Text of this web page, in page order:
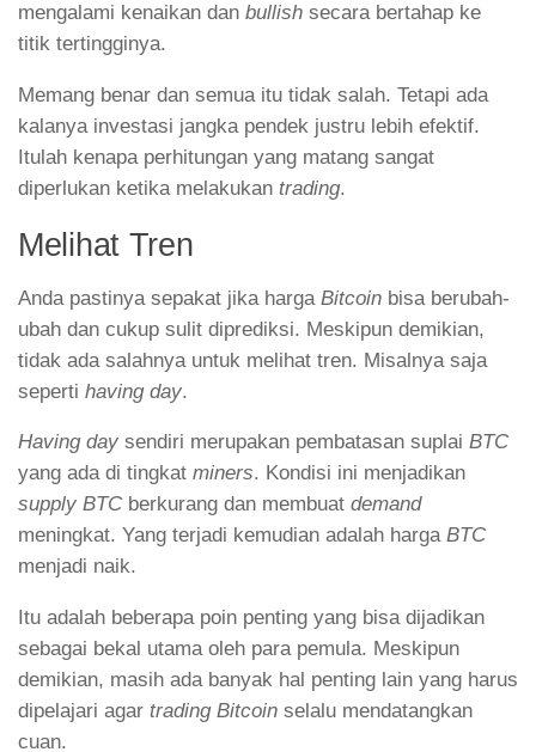
mengalami kenaikan dan bullish secara bertahap ke
titik tertingginya.
Memang benar dan semua itu tidak salah. Tetapi ada
kalanya investasi jangka pendek justru lebih efektif.
Itulah kenapa perhitungan yang matang sangat
diperlukan ketika melakukan trading.
Melihat Tren
Anda pastinya sepakat jika harga Bitcoin bisa berubah-
ubah dan cukup sulit diprediksi. Meskipun demikian,
tidak ada salahnya untuk melihat tren. Misalnya saja
seperti having day.
Having day sendiri merupakan pembatasan suplai BTC
yang ada di tingkat miners. Kondisi ini menjadikan
supply BTC berkurang dan membuat demand
meningkat. Yang terjadi kemudian adalah harga BTC
menjadi naik.
Itu adalah beberapa poin penting yang bisa dijadikan
sebagai bekal utama oleh para pemula. Meskipun
demikian, masih ada banyak hal penting lain yang harus
dipelajari agar trading Bitcoin selalu mendatangkan
cuan.